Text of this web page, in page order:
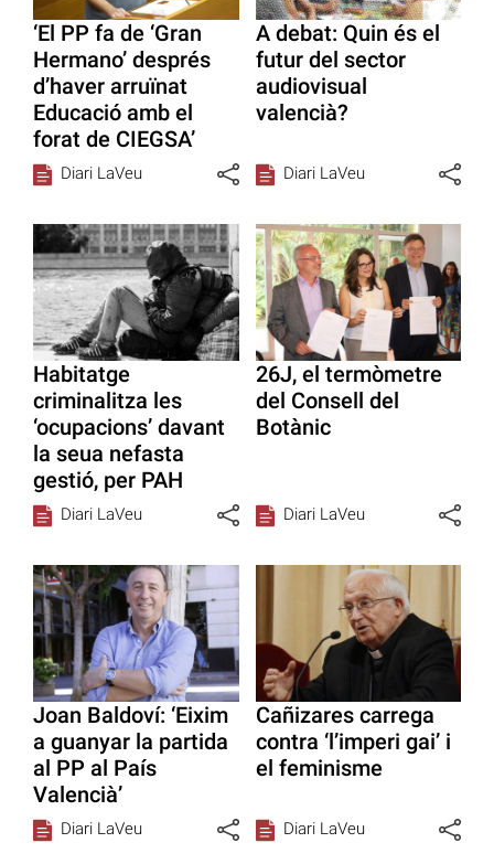
‘El PP fa de ‘Gran
Hermano’ després
d’haver arruïnat
Educació amb el
forat de CIEGSA’
Diari LaVeu
A debat: Quin és el
futur del sector
audiovisual
valencià?
Diari LaVeu
Habitatge
criminalitza les
‘ocupacions’ davant
la seua nefasta
gestió, per PAH
Diari LaVeu
26J, el termòmetre
del Consell del
Botànic
Diari LaVeu
Joan Baldoví: ‘Eixim
a guanyar la partida
al PP al País
Valencià’
Diari LaVeu
Cañizares carrega
contra ‘l’imperi gai’ i
el feminisme
Diari LaVeu